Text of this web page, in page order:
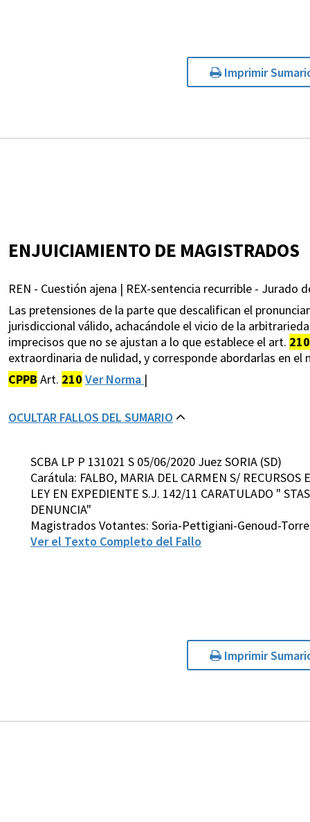
Imprimir
ENJUICIAMIENTO DE MAGISTRADOS
REN - Cuestión ajena | REX-sentencia recurrible - Jurado
Las pretensiones de la parte que descalifican el
jurisdiccional válido, achacándole el vicio de la
imprecisos que no se ajustan a lo que establece el art. 210
extraordinaria de nulidad, y corresponde abordarlas en el
CPPB Art. 210 Ver Norma |
OCULTAR FALLOS DEL SUMARIO
SCBA LP P 131021 S 05/06/2020 Juez SORIA (SD)
Carátula: FALBO, MARIA DEL CARMEN S/
LEY EN EXPEDIENTE S.J. 142/11 CARATULADO "
DENUNCIA"
Magistrados Votantes: Soria-Pettigiani-Genoud-
Ver el Texto Completo del Fallo
Imprimir